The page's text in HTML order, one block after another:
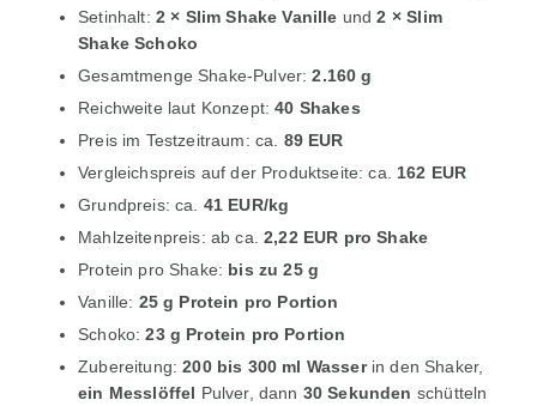
Setinhalt: 2 × Slim Shake Vanille und2 × Slim
Shake Schoko
Gesamtmenge Shake-Pulver:2.160 g
Reichweite laut Konzept:40 Shakes
Preis im Testzeitraum: ca. 89 EUR
Vergleichspreis auf der Produktseite: ca. 162 EUR
Grundpreis: ca. 41 EUR/kg
Mahlzeitenpreis: ab ca.2,22 EUR pro Shake
Protein pro Shake: bis zu 25 g
Vanille: 25 g Protein pro Portion
Schoko:23 g Protein pro Portion
Zubereitung:200 bis 300 ml Wasserin den Shaker,
ein Messlöffel Pulver, dann 30 Sekunden schütteln